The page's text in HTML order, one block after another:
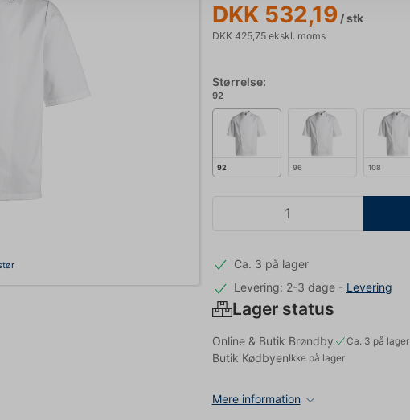
DKK 532,19/ stk
DKK 425,75 ekskl. moms
Størrelse:
92
92 96 108
Ca. 3 på lager
Levering: 2-3 dage - Levering
Lager status
Online & Butik Brøndby Ca. 3 på lager
Butik KødbyenIkke på lager
Mere information